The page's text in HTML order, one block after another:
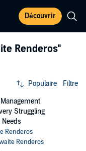
Découvrir
Renderos"
Populaire Filtre
Struggling
Needs
Renderos
Renderos